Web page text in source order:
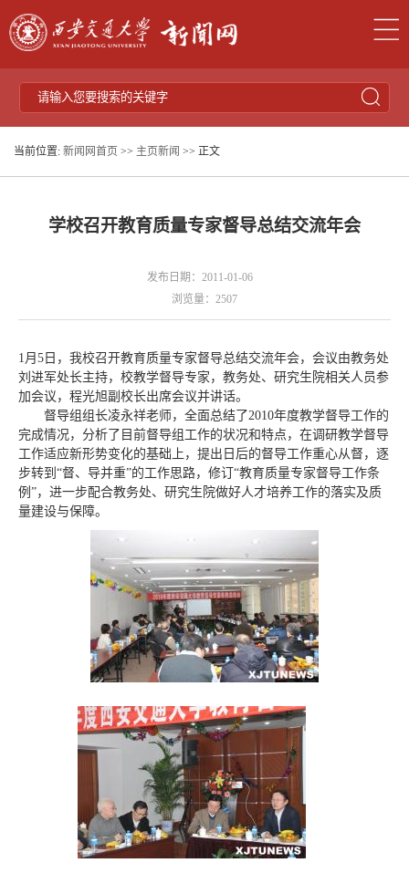
当前位置: 新闻网首页 >> 主页新闻 >> 正文
学校召开教育质量专家督导总结交流年会
发布日期：2011-01-06
浏览量： 2507
1月5日，我校召开教育质量专家督导总结交流年会，会议由教务处
刘进军处长主持，校教学督导专家，教务处、研究生院相关人员参
加会议，程光旭副校长出席会议并讲话。
督导组组长凌永祥老师，全面总结了2010年度教学督导工作的
完成情况，分析了目前督导组工作的状况和特点，在调研教学督导
工作适应新形势变化的基础上，提出日后的督导工作重心从督，逐
步转到“督、导并重”的工作思路，修订“教育质量专家督导工作条
例”，进一步配合教务处、研究生院做好人才培养工作的落实及质
量建设与保障。